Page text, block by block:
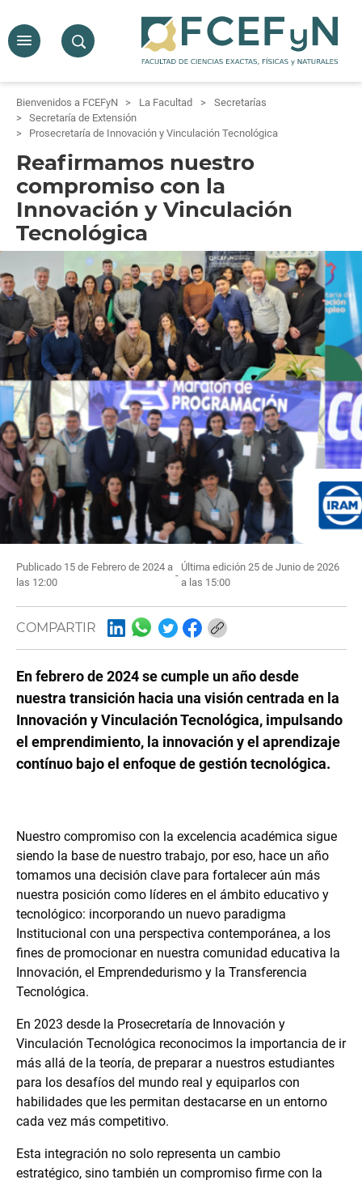
Bienvenidos a FCEFyN La Facultad
Secretarías
Secretaría de Extensión
Prosecretaría de Innovación y Vinculación Tecnológica
Reafirmamos nuestro
compromiso con la
Innovación y Vinculación
Tecnológica
Publicado 15 de Febrero de 2024 a
las 12:00
-
Última edición 25 de Junio de 2026
a las 15:00
COMPARTIR
En febrero de 2024 se cumple un año desde
nuestra transición hacia una visión centrada en la
Innovación y Vinculación Tecnológica, impulsando
el emprendimiento, la innovación y el aprendizaje
contínuo bajo el enfoque de gestión tecnológica.
Nuestro compromiso con la excelencia académica sigue
siendo la base de nuestro trabajo, por eso, hace un año
tomamos una decisión clave para fortalecer aún más
nuestra posición como líderes en el ámbito educativo y
tecnológico: incorporando un nuevo paradigma
Institucional con una perspectiva contemporánea, a los
fines de promocionar en nuestra comunidad educativa la
Innovación, el Emprendedurismo y la Transferencia
Tecnológica.
En 2023 desde la Prosecretaría de Innovación y
Vinculación Tecnológica reconocimos la importancia de ir
más allá de la teoría, de preparar a nuestros estudiantes
para los desafíos del mundo real y equiparlos con
habilidades que les permitan destacarse en un entorno
cada vez más competitivo.
Esta integración no solo representa un cambio
estratégico, sino también un compromiso firme con la